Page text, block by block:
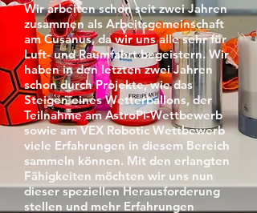
Wir arbeiten schon seit zwei Jahren
zusammen als Arbeitsgemeinschaft
am Cusanus, da wir uns alle sehr für
Luft- und Raumfahrt begeistern. Wir
haben in den letzten zwei Jahren
schon durch Projekte, wie das
Steigen eines Wetterballons, der
Teilnahme am AstroPi-Wettbewerb
sowie am VEX Robotic Wettbewerb
viele Erfahrungen in diesem Bereich
sammeln können. Mit den erlangten
Fähigkeiten möchten wir uns nun
dieser speziellen Herausforderung
stellen und mehr Erfahrungen